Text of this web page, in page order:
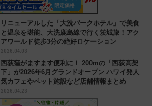
リニューアルした「大洗パークホテル」で美食
と温泉を堪能、大洗鹿島線で行く茨城旅！アク
アワールド徒歩3分の絶好ロケーション
2026.04.03
西荻窪がますます便利に！ 200mの「西荻高架
下」が2026年6月グランドオープン ハワイ発人
気カフェやペット施設など店舗情報まとめ
2026.04.23